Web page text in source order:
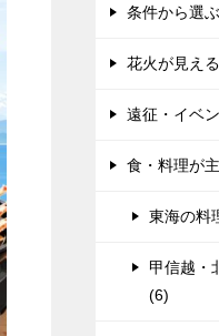
条件から選
花火が見え
遠征・イベ
食・料理が
東海の料
甲信越・
(6)